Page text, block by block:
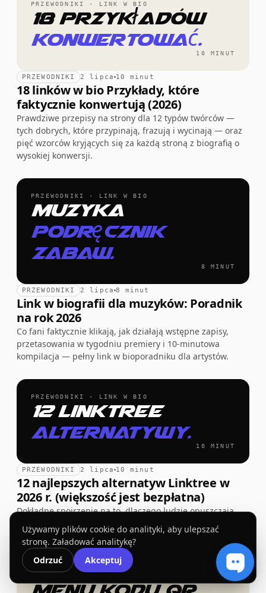
PRZEWODNIKI · LINK W BIO
18 przykładów
konwertować.
10 MINUT
PRZEWODNIKI 2 lipca 10 minut
18 linków w bio Przykłady, które
faktycznie konwertują (2026)
Prawdziwe przepisy na strony dla 12 typów twórców —
tych dobrych, które przypinają, frazują i wycinają — oraz
pięć wzorców kryjących się za każdą stroną z biografią o
wysokiej konwersji.
PRZEWODNIKI · LINK W BIO
Muzyka
podręcznik
zabaw.
8 MINUT
PRZEWODNIKI 2 lipca 8 minut
Link w biografii dla muzyków: Poradnik
na rok 2026
Co fani faktycznie klikają, jak działają wstępne zapisy,
przetasowania w tygodniu premiery i 10-minutowa
kompilacja — pełny link w bioporadniku dla artystów.
PRZEWODNIKI · LINK W BIO
12 Linktree
alternatywy.
10 MINUT
PRZEWODNIKI 2 lipca 10 minut
12 najlepszych alternatyw Linktree w
2026 r. (większość jest bezpłatna)
Dokładne spojrzenie na to, dlaczego ludzie opuszczają
Linktree, i dwanaście alternatyw – w większości
bezpłatnych – każda z prawdziwym powodem do zmiany.
Używamy plików cookie do analityki, aby ulepszać
stronę. Załadować analitykę?
Odrzuć
Akceptuj